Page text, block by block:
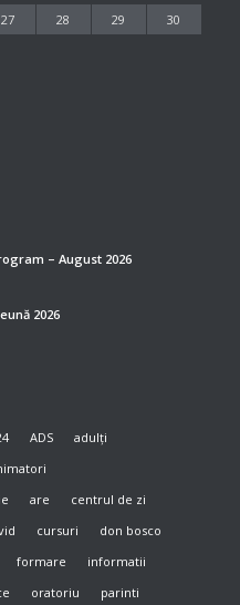
27 28 29
30
– August 2026
2026
ADS
adulți
are
centrul de zi
cursuri
don bosco
formare
informatii
oratoriu parinti